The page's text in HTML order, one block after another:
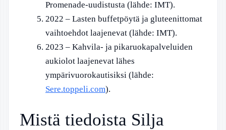
Promenade-uudistusta (lähde: IMT).
2022 – Lasten buffetpöytä ja gluteenittomat
vaihtoehdot laajenevat (lähde: IMT).
2023 – Kahvila- ja pikaruokapalveluiden
aukiolot laajenevat lähes
ympärivuorokautisiksi (lähde:
Sere.toppeli.com).
Mistä tiedoista Silja